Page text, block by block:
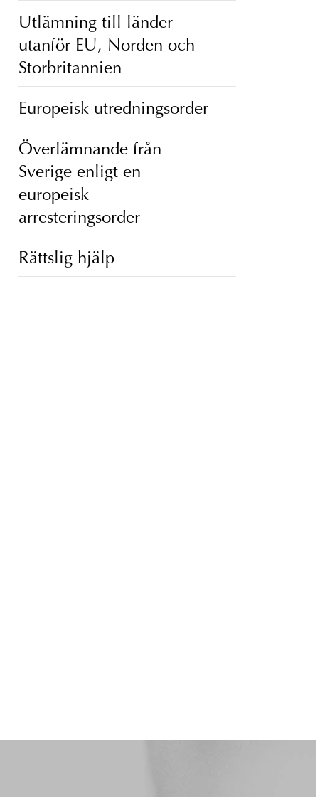
Utlämning till länder
utanför EU, Norden och
Storbritannien
Europeisk utredningsorder
Överlämnande från
Sverige enligt en
europeisk
arresteringsorder
Rättslig hjälp